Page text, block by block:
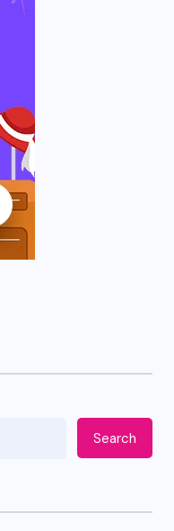
Search